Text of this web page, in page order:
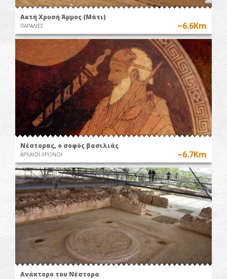
Ακτή Χρυσή Άμμος (Μάτι)
ΠΑΡΑΛΙΕΣ ~6.6Km
Νέστορας, ο σοφός βασιλιάς
ΑΡΧΑΙΟΙ ΧΡΟΝΟΙ ~6.7Km
Ανάκτορο του Νέστορα